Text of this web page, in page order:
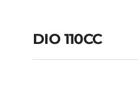
DIO 110CC